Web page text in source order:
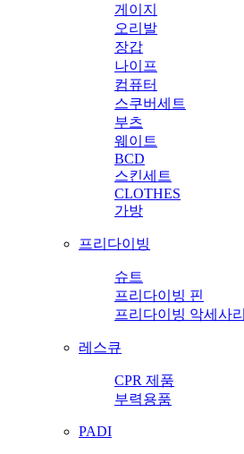
게이지
오리발
장갑
나이프
컴퓨터
스쿠버세트
부츠
웨이트
BCD
스킨세트
CLOTHES
가방
프리다이빙
슈트
프리다이빙 핀
프리다이빙 악세사리
레스큐
CPR 제품
부력용품
PADI